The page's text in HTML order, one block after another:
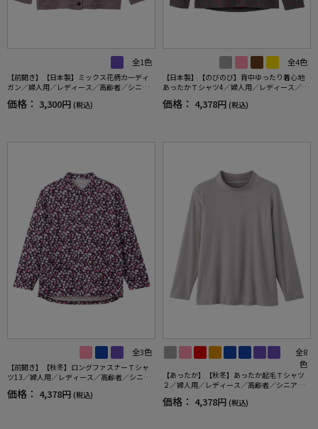
全1色
【前開き】【日本製】ミックス花柄カーディ
ガン／婦人用／レディース／高齢者／シニア
／名前記入欄付／大きめボタン／身幅ゆった
り／ギフト／プレゼント 【CF】
価格： 3,300円 (税込)
全4色
【日本製】【のびのび】背中ゆったり着心地
あったかＴシャツ4／婦人用／レディース／高
齢者／シニア／あったか／秋冬／後ろ長め／
名前記入欄付／ギフト／プレゼント 【CF】
価格： 4,378円 (税込)
全3色
【前開き】【秋冬】ロングファスナーＴシャ
ツ13／婦人用／レディース／高齢者／シニア
／ゆったり／のびのび／洗濯機OK／後ろ長め
／名前記入欄付／ギフト／プレゼント 【C
価格： 4,378円 (税込)
全8
色
【あったか】【秋冬】あったか起毛Ｔシャツ
２／婦人用／レディース／高齢者／シニア／
ゆったり／名前が書ける／名前記入欄付／ゆ
ったり／重ね着／お出かけ／ギフト／プレゼ
価格： 4,378円 (税込)